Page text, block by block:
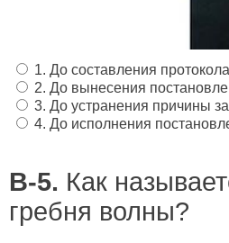
1. До составления
2. До вынесения
3. До устранения причины
4. До исполнения
В-5. Как
гребня волны?